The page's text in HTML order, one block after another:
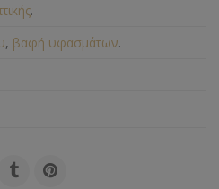
.
, βαφή υφασμάτων.